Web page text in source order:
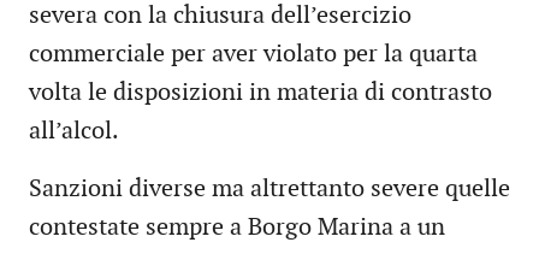
severa con la chiusura dell’esercizio
commerciale per aver violato per la quarta
volta le disposizioni in materia di contrasto
all’alcol.
Sanzioni diverse ma altrettanto severe quelle
contestate sempre a Borgo Marina a un